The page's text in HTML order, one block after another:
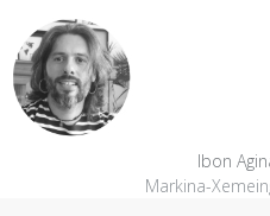
Ibon
Markina-